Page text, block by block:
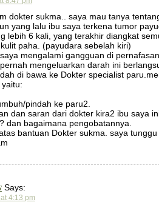
dokter sukma.. saya mau tanya
yang lalu ibu saya terkena tumor
lebih 6 kali, yang terakhir diangkat
paha. (payudara sebelah kiri)
mengalami gangguan di
mengeluarkan darah ini
di bawa ke Dokter specialist
pindah ke paru2.
dan saran dari dokter kira2 ibu saya
dan bagaimana pengobatannya.
bantuan Dokter sukma. saya
Says:
4:13 pm